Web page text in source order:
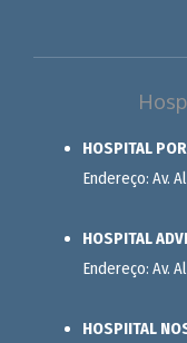
HOSPITAL
Endereço: Av.
HOSPITAL
Endereço: Av.
HOSPIITAL